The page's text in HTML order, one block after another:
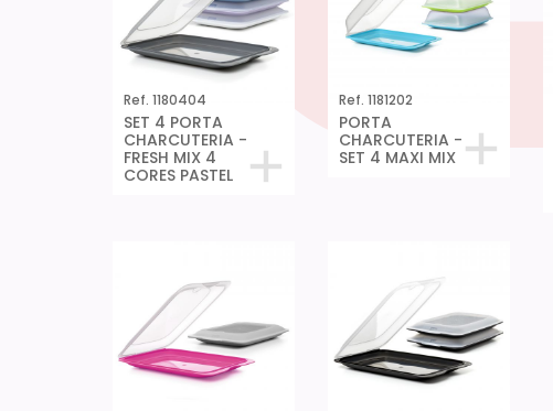
Ref. 1180404
SET 4 PORTA
CHARCUTERIA -
FRESH MIX 4
CORES PASTEL
Ref. 1181202
PORTA
CHARCUTERIA -
SET 4 MAXI MIX